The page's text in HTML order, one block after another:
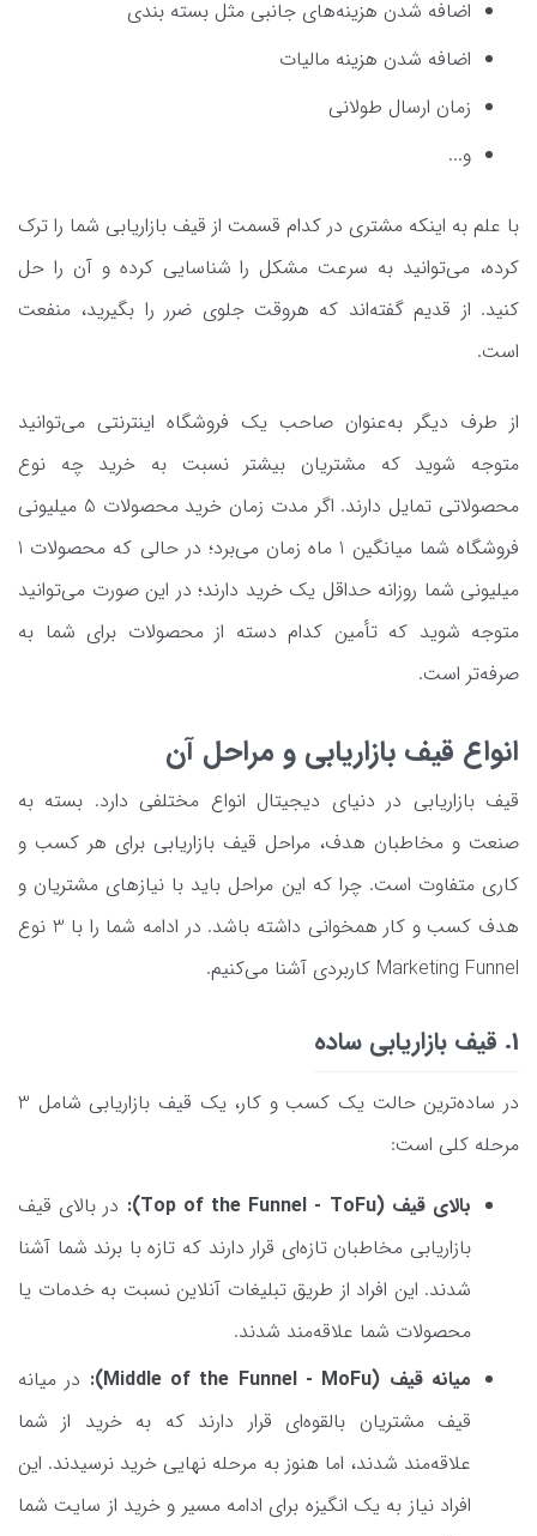
اضافه شدن هزینه‌های جانبی مثل بسته بندی
اضافه شدن هزینه مالیات
زمان ارسال طولانی
و...
با علم به اینکه مشتری در کدام قسمت از قیف بازاریابی شما را ترک
کرده، می‌توانید به سرعت مشکل را شناسایی کرده و آن را حل
کنید. از قدیم گفته‌اند که هروقت جلوی ضرر را بگیرید، منفعت
است.
از طرف دیگر به‌عنوان صاحب یک فروشگاه اینترنتی می‌توانید
متوجه شوید که مشتریان بیشتر نسبت به خرید چه نوع
محصولاتی تمایل دارند. اگر مدت زمان خرید محصولات 5 میلیونی
فروشگاه شما میانگین 1 ماه زمان می‌برد؛ در حالی که محصولات 1
میلیونی شما روزانه حداقل یک خرید دارند؛ در این صورت می‌توانید
متوجه شوید که تأمین کدام دسته از محصولات برای شما به
صرفه‌تر است.
انواع قیف بازاریابی و مراحل آن
قیف بازاریابی در دنیای دیجیتال انواع مختلفی دارد. بسته به
صنعت و مخاطبان هدف، مراحل قیف بازاریابی برای هر کسب و
کاری متفاوت است. چرا که این مراحل باید با نیازهای مشتریان و
هدف کسب و کار همخوانی داشته باشد. در ادامه شما را با 3 نوع
Marketing Funnel کاربردی آشنا می‌کنیم.
1. قیف بازاریابی ساده
در ساده‌ترین حالت یک کسب و کار، یک قیف بازاریابی شامل 3
مرحله کلی است:
بالای قیف (Top of the Funnel - ToFu):
در بالای قیف
بازاریابی مخاطبان تازه‌ای قرار دارند که تازه با برند شما آشنا
شدند. این افراد از طریق تبلیغات آنلاین نسبت به خدمات یا
محصولات شما علاقه‌مند شدند.
میانه قیف (Middle of the Funnel - MoFu):
در میانه
قیف مشتریان بالقوه‌ای قرار دارند که به خرید از شما
علاقه‌مند شدند، اما هنوز به مرحله نهایی خرید نرسیدند. این
افراد نیاز به یک انگیزه برای ادامه مسیر و خرید از سایت شما